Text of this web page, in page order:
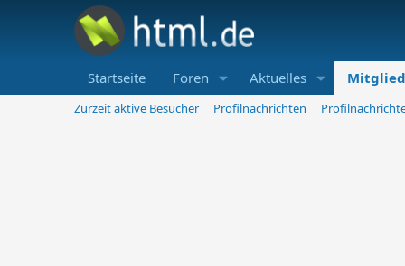
Startseite Foren Aktuelles
Zurzeit aktive Besucher Profilnachrichten